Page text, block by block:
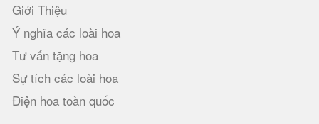
Giới Thiệu
Ý nghĩa các loài hoa
Tư vấn tặng hoa
Sự tích các loài hoa
Điện hoa toàn quốc